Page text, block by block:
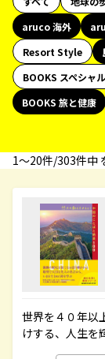
aruco 海外
Resort Style
BOOKS スペシャ
BOOKS 旅と健康
1〜20件/303件中
世界を４０年以
けする、人生を